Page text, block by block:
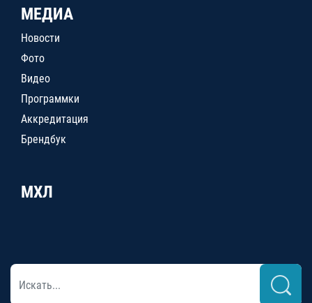
МЕДИА
Новости
Фото
Видео
Программки
Аккредитация
Брендбук
МХЛ